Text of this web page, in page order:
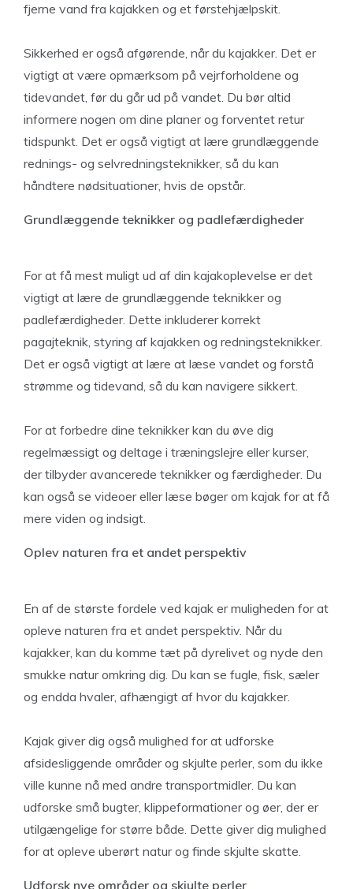
fjerne vand fra kajakken og et førstehjælpskit.
Sikkerhed er også afgørende, når du kajakker. Det er
vigtigt at være opmærksom på vejrforholdene og
tidevandet, før du går ud på vandet. Du bør altid
informere nogen om dine planer og forventet retur
tidspunkt. Det er også vigtigt at lære grundlæggende
rednings- og selvredningsteknikker, så du kan
håndtere nødsituationer, hvis de opstår.
Grundlæggende teknikker og padlefærdigheder
For at få mest muligt ud af din kajakoplevelse er det
vigtigt at lære de grundlæggende teknikker og
padlefærdigheder. Dette inkluderer korrekt
pagajteknik, styring af kajakken og redningsteknikker.
Det er også vigtigt at lære at læse vandet og forstå
strømme og tidevand, så du kan navigere sikkert.
For at forbedre dine teknikker kan du øve dig
regelmæssigt og deltage i træningslejre eller kurser,
der tilbyder avancerede teknikker og færdigheder. Du
kan også se videoer eller læse bøger om kajak for at få
mere viden og indsigt.
Oplev naturen fra et andet perspektiv
En af de største fordele ved kajak er muligheden for at
opleve naturen fra et andet perspektiv. Når du
kajakker, kan du komme tæt på dyrelivet og nyde den
smukke natur omkring dig. Du kan se fugle, fisk, sæler
og endda hvaler, afhængigt af hvor du kajakker.
Kajak giver dig også mulighed for at udforske
afsidesliggende områder og skjulte perler, som du ikke
ville kunne nå med andre transportmidler. Du kan
udforske små bugter, klippeformationer og øer, der er
utilgængelige for større både. Dette giver dig mulighed
for at opleve uberørt natur og finde skjulte skatte.
Udforsk nye områder og skjulte perler